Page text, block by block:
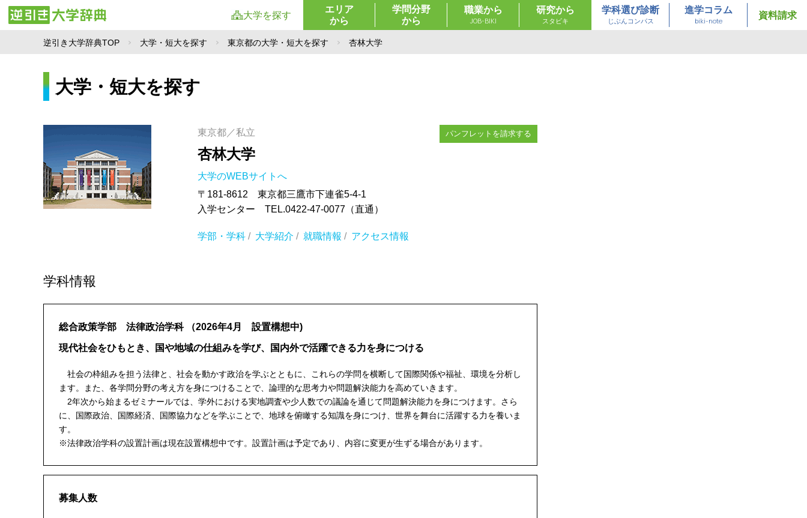
大学を探す
エリア
から
学問分野
から
職業から
JOB-BIKI
研究から
スタビキ
学科選び診断
じぶんコンパス
進学コラム
biki-note
資料請求
逆引き大学辞典TOP 大学・短大を探す 東京都の大学・短大を探す 杏林大学
大学・短大を探す
東京都／私立
杏林大学
大学のWEBサイトへ
〒181-8612 東京都三鷹市下連雀5-4-1
入学センター TEL.0422-47-0077（直通）
パンフレットを請求する
学部・学科/ 大学紹介 / 就職情報 / アクセス情報
学科情報
総合政策学部 法律政治学科 （2026年4月 設置構想中)
現代社会をひもとき、国や地域の仕組みを学び、国内外で活躍できる力を身につける
社会の枠組みを担う法律と、社会を動かす政治を学ぶとともに、これらの学問を横断して国際関係や福祉、環境を分析し
ます。また、各学問分野の考え方を身につけることで、論理的な思考力や問題解決能力を高めていきます。
2年次から始まるゼミナールでは、学外における実地調査や少人数での議論を通じて問題解決能力を身につけます。さら
に、国際政治、国際経済、国際協力などを学ぶことで、地球を俯瞰する知識を身につけ、世界を舞台に活躍する力を養いま
す。
※法律政治学科の設置計画は現在設置構想中です。設置計画は予定であり、内容に変更が生ずる場合があります。
募集人数